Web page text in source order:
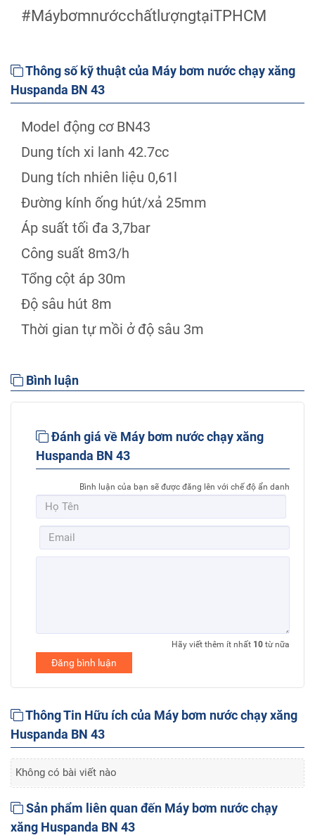
#MáybơmnướcchấtlượngtạiTPHCM
Thông số kỹ thuật của Máy bơm nước chạy xăng
Huspanda BN 43
Model động cơ BN43
Dung tích xi lanh 42.7cc
Dung tích nhiên liệu 0,61l
Đường kính ống hút/xả 25mm
Áp suất tối đa 3,7bar
Công suất 8m3/h
Tổng cột áp 30m
Độ sâu hút 8m
Thời gian tự mồi ở độ sâu 3m
Bình luận
Đánh giá về Máy bơm nước chạy xăng
Huspanda BN 43
Bình luận của bạn sẽ được đăng lên với chế độ ẩn danh
Hãy viết thêm ít nhất 10 từ nữa
Đăng bình luận
Thông Tin Hữu ích của Máy bơm nước chạy xăng
Huspanda BN 43
Không có bài viết nào
Sản phẩm liên quan đến Máy bơm nước chạy
xăng Huspanda BN 43